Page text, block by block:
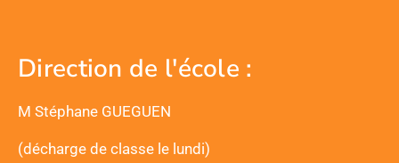
Direction de l'école :
M Stéphane GUEGUEN
(décharge de classe le lundi)